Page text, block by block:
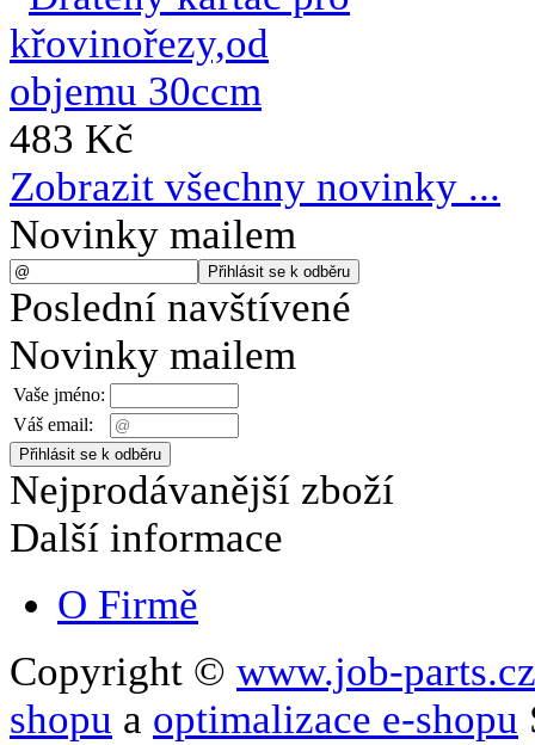
483 Kč
Zobrazit všechny novinky ...
Novinky mailem
Poslední navštívené
Novinky mailem
Vaše jméno:
Váš email:
Nejprodávanější zboží
Další informace
O Firmě
Copyright © www.job-parts.cz
shopu a optimalizace e-shopu